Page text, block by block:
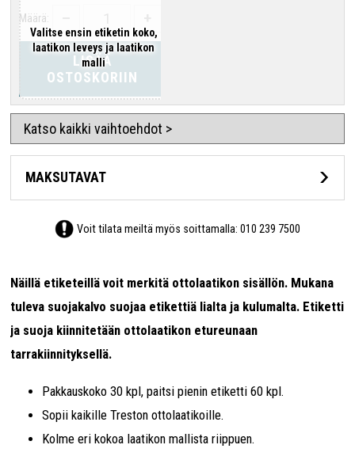
Valitse ensin etiketin koko,
laatikon leveys ja laatikon
malli
Määrä:
LISÄÄ
OSTOSKORIIN
Katso kaikki vaihtoehdot >
MAKSUTAVAT
Voit tilata meiltä myös soittamalla:010 239 7500
Näillä etiketeillä voit merkitä ottolaatikon sisällön. Mukana
tuleva suojakalvo suojaa etikettiä lialta ja kulumalta. Etiketti
ja suoja kiinnitetään ottolaatikon etureunaan
tarrakiinnityksellä.
Pakkauskoko 30 kpl, paitsi pienin etiketti 60 kpl.
Sopii kaikille Treston ottolaatikoille.
Kolme eri kokoa laatikon mallista riippuen.